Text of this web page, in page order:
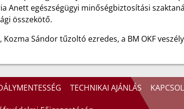
Anett egészségügyi minőségbiztosítási
összekötő.
Sándor tűzoltó ezredes, a BM OKF
TECHNIKAI AJÁNLÁS